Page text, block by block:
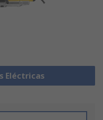
Eléctricas